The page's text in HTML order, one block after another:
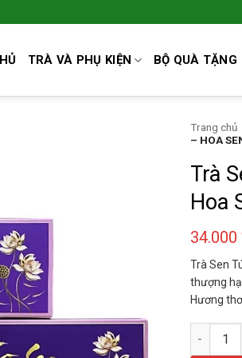
TRÀ VÀ PHỤ KIỆN BỘ QUÀ TẶNG
Trang chủ
– HOA
Trà
Hoa
34.000
Trà Sen
thượng
Hương
Trà Sen